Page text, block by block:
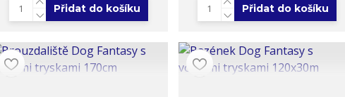
Přidat do košíku Přidat do košíku